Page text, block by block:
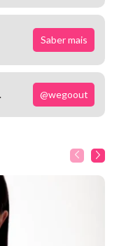
Saber mais
@wegoout